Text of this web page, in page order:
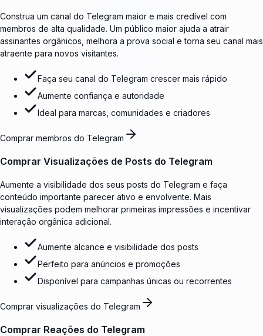
Construa um canal do Telegram maior e mais credível com
membros de alta qualidade. Um público maior ajuda a atrair
assinantes orgânicos, melhora a prova social e torna seu canal mais
atraente para novos visitantes.
Faça seu canal do Telegram crescer mais rápido
Aumente confiança e autoridade
Ideal para marcas, comunidades e criadores
Comprar membros do Telegram
Comprar Visualizações de Posts do Telegram
Aumente a visibilidade dos seus posts do Telegram e faça
conteúdo importante parecer ativo e envolvente. Mais
visualizações podem melhorar primeiras impressões e incentivar
interação orgânica adicional.
Aumente alcance e visibilidade dos posts
Perfeito para anúncios e promoções
Disponível para campanhas únicas ou recorrentes
Comprar visualizações do Telegram
Comprar Reações do Telegram